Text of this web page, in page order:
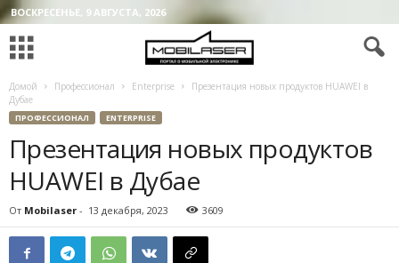
ВОСКРЕСЕНЬЕ, 9 АВГУСТА, 2026
Домой Профессионал Enterprise
Презентация новых продуктов HUAWEI в
Дубае
ПРОФЕССИОНАЛ ENTERPRISE
Презентация новых продуктов
HUAWEI в Дубае
От Mobilaser - 13 декабря, 2023 3609